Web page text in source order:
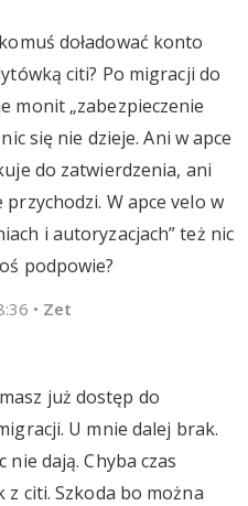
doładować konto
citi? Po migracji do
monit „zabezpieczenie
się nie dzieje. Ani w apce
do zatwierdzenia, ani
przychodzi. W apce velo w
i autoryzacjach” też nic
podpowie?
• Zet
już dostęp do
U mnie dalej brak.
nie dają. Chyba czas
z citi. Szkoda bo można